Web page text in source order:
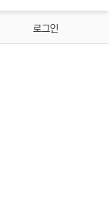
로그인